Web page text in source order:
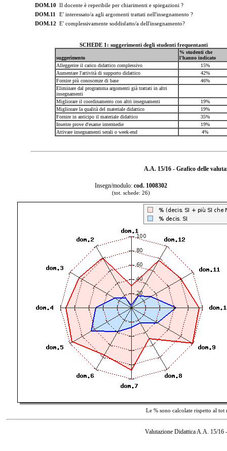
DOM.10 Il docente è reperibile per chiarimenti e spiegazioni ?
DOM.11
E' interessato/a agli argomenti trattati nell'insegnamento ?
DOM.12 E' complessivamente soddisfatto/a dell'insegnamento?
SCHEDE 1: suggerimenti degli studenti frequentanti
suggerimento
% studenti che
l'hanno indicato
Alleggerire il carico didattico complessivo
15%
Aumentare l'attività di supporto didattico
42%
Fornire più conoscenze di base
46%
Eliminare dal programma argomenti già trattati in altri
insegnamenti
Migliorare il coordinamento con altri insegnamenti
19%
Migliorare la qualità del materiale didattico
19%
Fornire in anticipo il materiale didattico
35%
Inserire prove d'esame intermedie
19%
Attivare insegnamenti serali o week-end
4%
A.A. 15/16 - Grafico delle
Insegn/modulo: cod. 1008302
(tot. schede: 26)
Le % sono calcolate rispetto al
Valutazione Didattica A.A. 15/16